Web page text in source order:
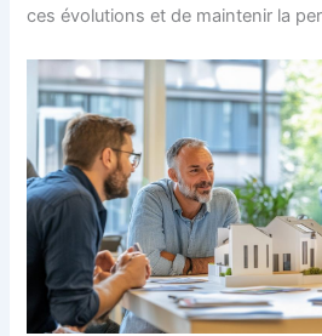
ces évolutions et de maintenir la